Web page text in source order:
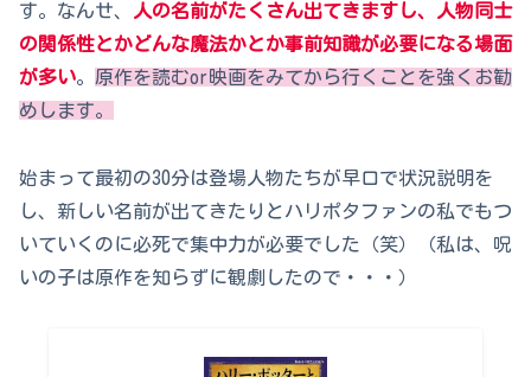
す。なんせ、
人の名前がたくさん出てきますし、人物同士
の関係性とかどんな魔法かとか事前知識が必要になる場面
が多い。 原作を読むor映画をみてから行くことを強く お勧
めします。
始まって最初の30分は登場人物たちが早口で状況説明を
し、新しい名前が出てきたりとハリポタファンの私でもつ
いていくのに必死で集中力が必要でした（笑）（私は、呪
いの子は原作を知らずに観劇したので・・・）